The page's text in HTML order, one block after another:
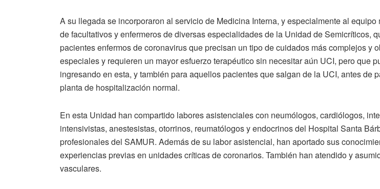
A su llegada se incorporaron al servicio de Medicina Interna, y especialmente al
de facultativos y enfermeros de diversas especialidades de la Unidad de Semicríticos,
pacientes enfermos de coronavirus que precisan un tipo de cuidados más complejos y
especiales y requieren un mayor esfuerzo terapéutico sin necesitar aún UCI, pero que
ingresando en esta, y también para aquellos pacientes que salgan de la UCI, antes de
planta de hospitalización normal.
En esta Unidad han compartido labores asistenciales con neumólogos, cardiólogos,
intensivistas, anestesistas, otorrinos, reumatólogos y endocrinos del Hospital Santa
profesionales del SAMUR. Además de su labor asistencial, han aportado sus
experiencias previas en unidades críticas de coronarios. También han atendido y
vasculares.